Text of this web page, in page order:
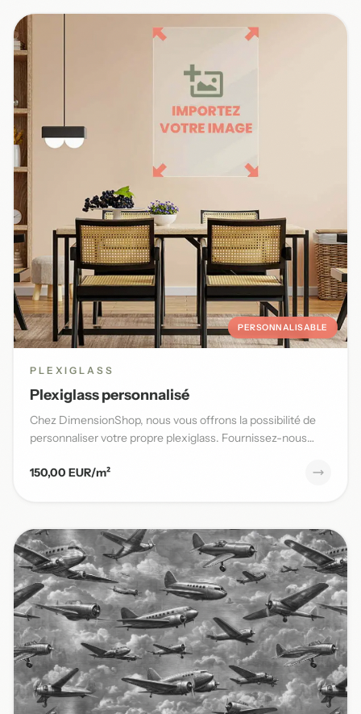
PERSONNALISABLE
PLEXIGLASS
Plexiglass personnalisé
Chez DimensionShop, nous vous offrons la possibilité de
personnaliser votre propre plexiglass. Fournissez-nous
150,00 EUR/m²